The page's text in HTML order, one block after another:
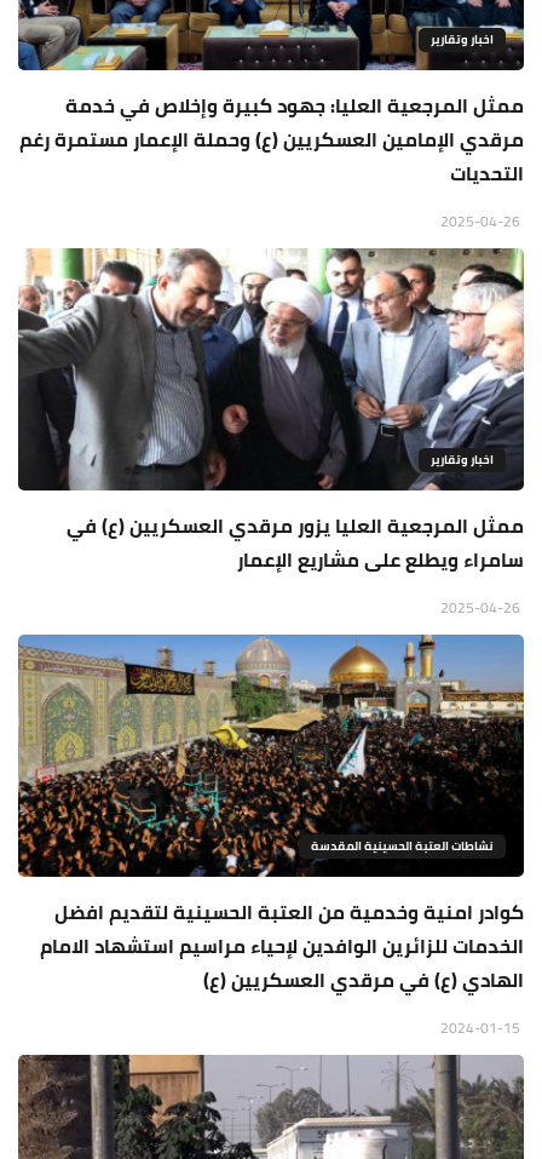
اخبار وتقارير
ممثل المرجعية العليا: جهود كبيرة وإخلاص في خدمة
مرقدي الإمامين العسكريين (ع) وحملة الإعمار مستمرة رغم
التحديات
اخبار وتقارير
ممثل المرجعية العليا يزور مرقدي العسكريين (ع) في
سامراء ويطلع على مشاريع الإعمار
نشاطات العتبة الحسينية المقدسة
كوادر امنية وخدمية من العتبة الحسينية لتقديم افضل
الخدمات للزائرين الوافدين لإحياء مراسيم استشهاد الامام
الهادي (ع) في مرقدي العسكريين (ع)